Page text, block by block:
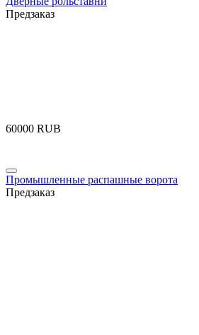
Предзаказ
‍60000‍ RUB
Промышленные распашные ворота
Предзаказ